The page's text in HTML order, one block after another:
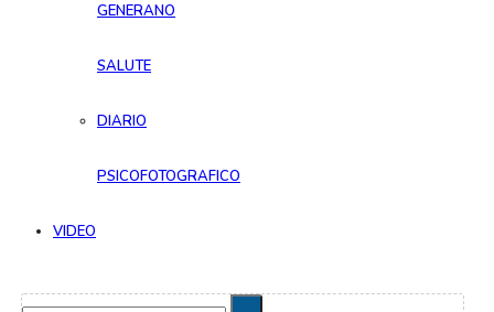
GENERANO
SALUTE
DIARIO
PSICOFOTOGRAFICO
VIDEO
Cerca